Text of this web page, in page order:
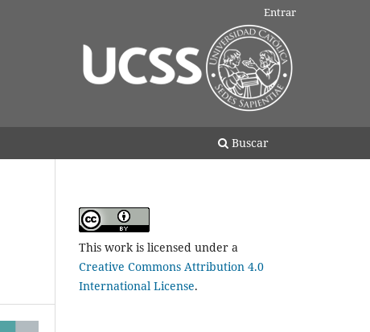
Buscar
Entrar
This work is licensed under a
Creative Commons Attribution 4.0
International License.